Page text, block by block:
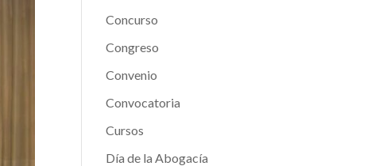
Concurso
Congreso
Convenio
Convocatoria
Cursos
Día de la Abogacía